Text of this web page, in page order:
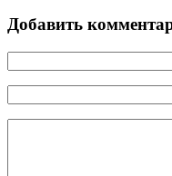
Добавить